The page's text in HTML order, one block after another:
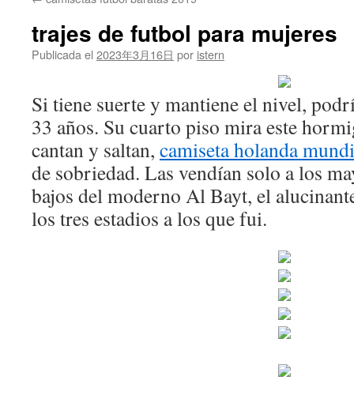
trajes de futbol para mujeres
Publicada el 2023年3月16日 por istern
Si tiene suerte y mantiene el nivel,
33 años. Su cuarto piso mira este
cantan y saltan, camiseta holanda
de sobriedad. Las vendían solo a los
bajos del moderno Al Bayt, el
los tres estadios a los que fui.